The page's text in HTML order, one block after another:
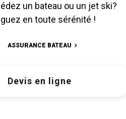
un bateau ou un jet ski?
en toute sérénité !
ASSURANCE BATEAU
Devis en ligne